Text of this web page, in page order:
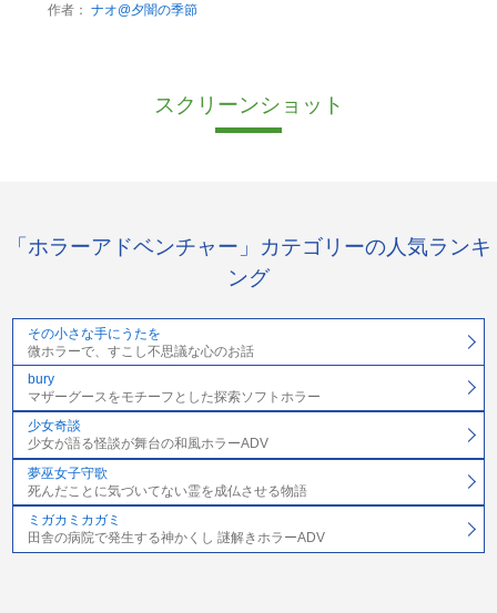
作者： ナオ@夕闇の季節
スクリーンショット
「ホラーアドベンチャー」カテゴリーの人気ランキ
ング
その小さな手にうたを
微ホラーで、すこし不思議な心のお話
bury
マザーグースをモチーフとした探索ソフトホラー
少女奇談
少女が語る怪談が舞台の和風ホラーADV
夢巫女子守歌
死んだことに気づいてない霊を成仏させる物語
ミガカミカガミ
田舎の病院で発生する神かくし 謎解きホラーADV